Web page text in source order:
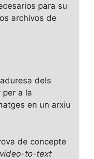
para su
archivos de
dels
per a la
en un arxiu
de concepte
video-to-text